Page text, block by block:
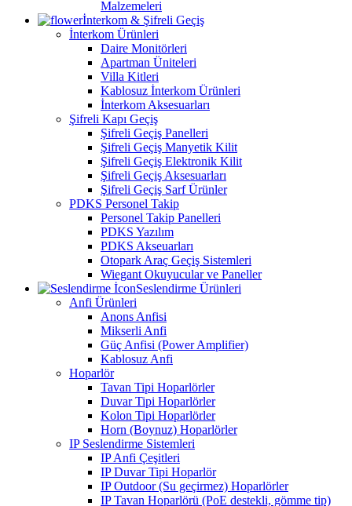
Malzemeleri
İnterkom & Şifreli Geçiş
İnterkom Ürünleri
Daire Monitörleri
Apartman Üniteleri
Villa Kitleri
Kablosuz İnterkom Ürünleri
İnterkom Aksesuarları
Şifreli Kapı Geçiş
Şifreli Geçiş Panelleri
Şifreli Geçiş Manyetik Kilit
Şifreli Geçiş Elektronik Kilit
Şifreli Geçiş Aksesuarları
Şifreli Geçiş Sarf Ürünler
PDKS Personel Takip
Personel Takip Panelleri
PDKS Yazılım
PDKS Akseuarları
Otopark Araç Geçiş Sistemleri
Wiegant Okuyucular ve Paneller
Seslendirme Ürünleri
Anfi Ürünleri
Anons Anfisi
Mikserli Anfi
Güç Anfisi (Power Amplifier)
Kablosuz Anfi
Hoparlör
Tavan Tipi Hoparlörler
Duvar Tipi Hoparlörler
Kolon Tipi Hoparlörler
Horn (Boynuz) Hoparlörler
IP Seslendirme Sistemleri
IP Anfi Çeşitleri
IP Duvar Tipi Hoparlör
IP Outdoor (Su geçirmez) Hoparlörler
IP Tavan Hoparlörü (PoE destekli, gömme tip)